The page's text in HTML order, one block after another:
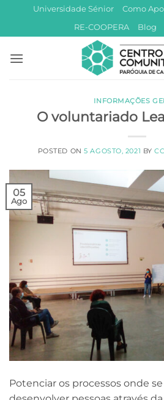
content
Universidade Sénior Como
RE-COOPERA
Blog
INFORMAÇÕES
O voluntariado
POSTED ON5 AGOSTO, 2021 BY
05
Ago
Potenciar os processos onde